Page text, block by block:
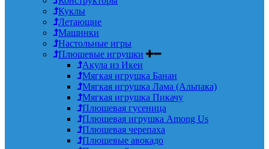
Куклы
Летающие
Машинки
Настольные игры
Плюшевые игрушки
Акула из Икеи
Мягкая игрушка Банан
Мягкая игрушка Лама (Альпака)
Мягкая игрушка Пикачу
Плюшевая гусеница
Плюшевая игрушка Among Us
Плюшевая черепаха
Плюшевые авокадо